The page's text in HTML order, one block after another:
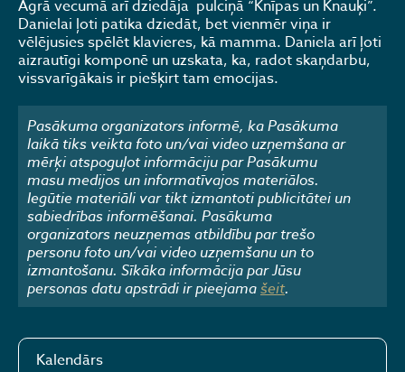
Agrā vecumā arī dziedāja pulciņā “Knīpas un Knauķi”.
Danielai ļoti patika dziedāt, bet vienmēr viņa ir
vēlējusies spēlēt klavieres, kā mamma. Daniela arī ļoti
aizrautīgi komponē un uzskata, ka, radot skaņdarbu,
vissvarīgākais ir piešķirt tam emocijas.
Pasākuma organizators informē, ka Pasākuma
laikā tiks veikta foto un/vai video uzņemšana ar
mērķi atspoguļot informāciju par Pasākumu
masu medijos un informatīvajos materiālos.
Iegūtie materiāli var tikt izmantoti publicitātei un
sabiedrības informēšanai. Pasākuma
organizators neuzņemas atbildību par trešo
personu foto un/vai video uzņemšanu un to
izmantošanu. Sīkāka informācija par Jūsu
personas datu apstrādi ir pieejamašeit.
Kalendārs